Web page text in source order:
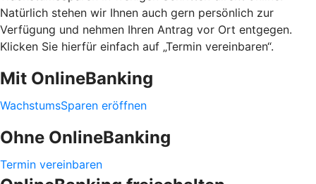
Natürlich stehen wir Ihnen auch gern persönlich zur
Verfügung und nehmen Ihren Antrag vor Ort entgegen.
Klicken Sie hierfür einfach auf „Termin vereinbaren“.
Mit OnlineBanking
WachstumsSparen eröffnen
Ohne OnlineBanking
Termin vereinbaren